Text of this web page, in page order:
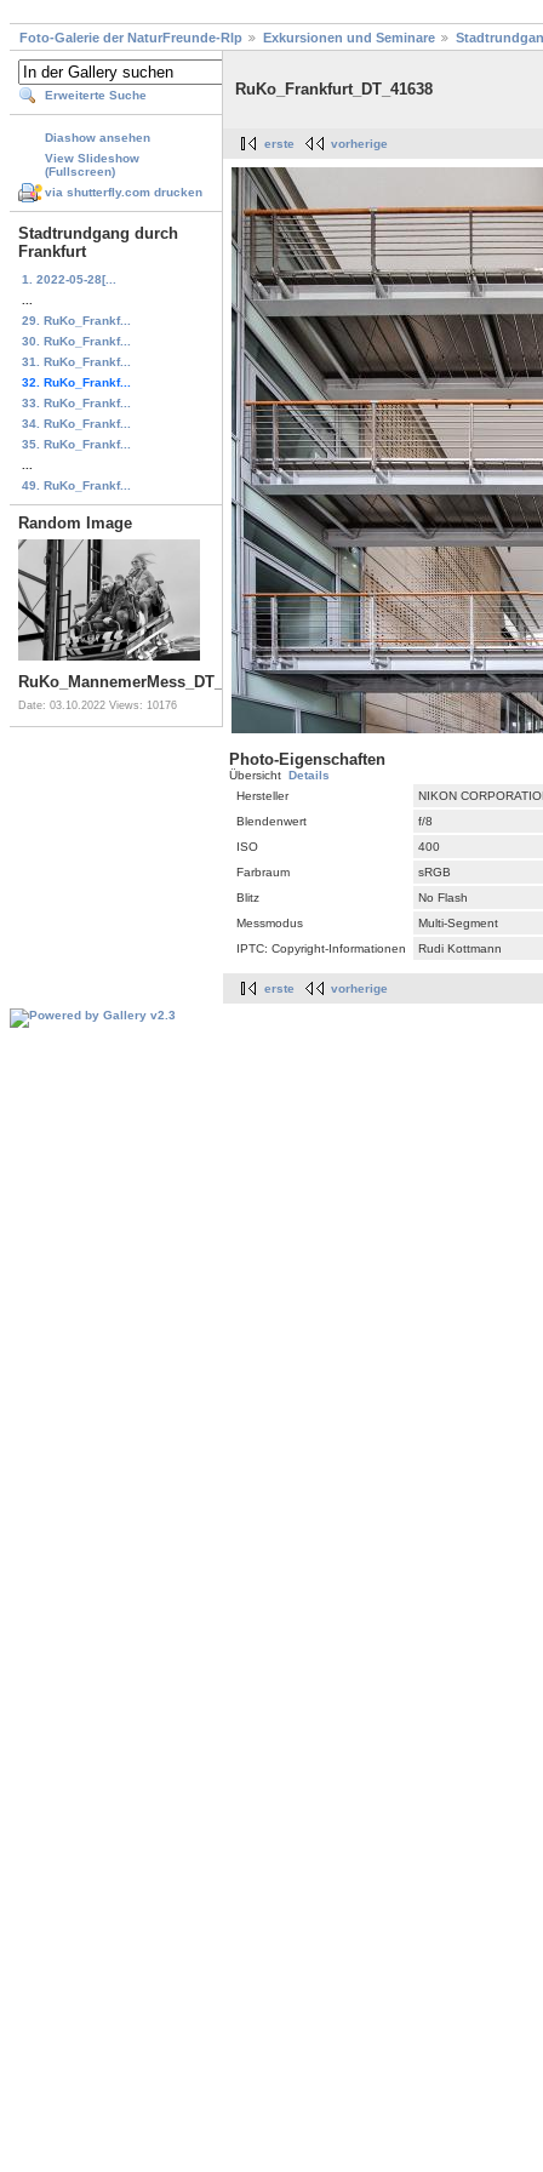
Foto-Galerie der NaturFreunde-Rlp Exkursionen und Seminare
Erweiterte Suche
Diashow ansehen
View Slideshow
(Fullscreen)
via shutterfly.com drucken
Stadtrundgang durch
Frankfurt
1. 2022-05-28[...
29. RuKo_Frankf...
30. RuKo_Frankf...
31. RuKo_Frankf...
32. RuKo_Frankf...
33. RuKo_Frankf...
34. RuKo_Frankf...
35. RuKo_Frankf...
49. RuKo_Frankf...
Random Image
RuKo_MannemerMess_DT_47914
Date: 03.10.2022 Views: 10176
RuKo_Frankfurt_DT_41638
erste vorherige
Photo-Eigenschaften
Übersicht Details
Hersteller
NIKON
Blendenwert
f/8
ISO
400
Farbraum
sRGB
Blitz
No Flash
Messmodus
Multi-Segment
IPTC: Copyright-Informationen
Rudi Kottmann
erste vorherige